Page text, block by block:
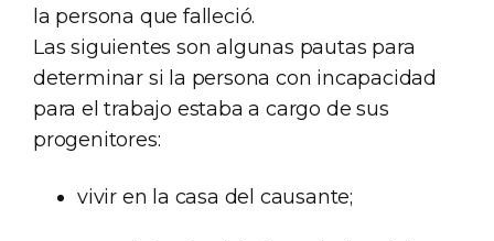
la persona que falleció.
Las siguientes son algunas pautas para
determinar si la persona con incapacidad
para el trabajo estaba a cargo de sus
progenitores:
vivir en la casa del causante;